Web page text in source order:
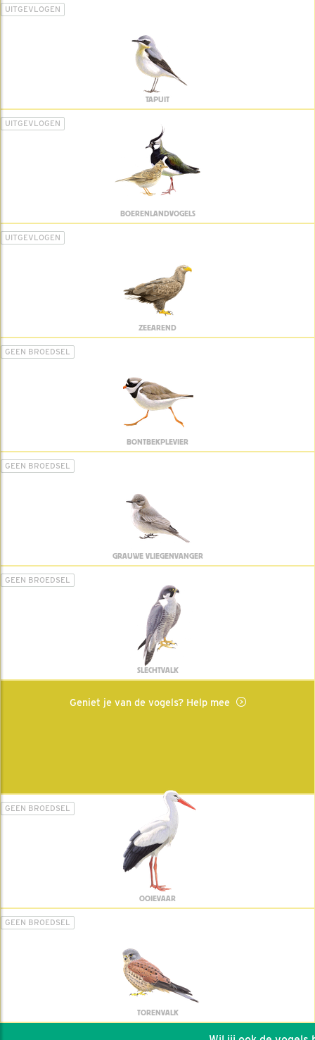
UITGEVLOGEN
TAPUIT
UITGEVLOGEN
BOERENLANDVOGELS
UITGEVLOGEN
ZEEAREND
GEEN BROEDSEL
BONTBEKPLEVIER
GEEN BROEDSEL
GRAUWE VLIEGENVANGER
GEEN BROEDSEL
SLECHTVALK
Geniet je van de vogels? Help mee
GEEN BROEDSEL
OOIEVAAR
GEEN BROEDSEL
TORENVALK